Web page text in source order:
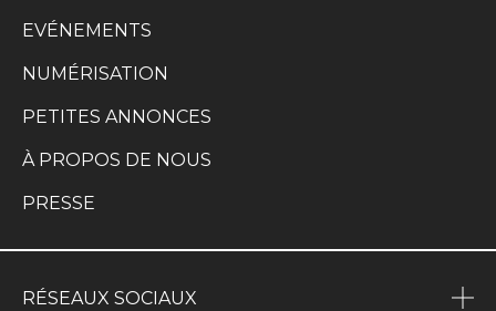
EVÉNEMENTS
NUMÉRISATION
PETITES ANNONCES
À PROPOS DE NOUS
PRESSE
RÉSEAUX SOCIAUX